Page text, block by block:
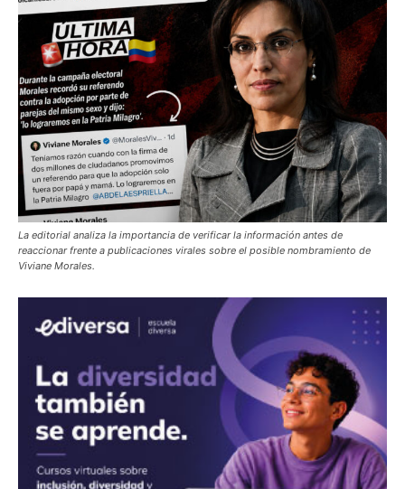
La editorial analiza la importancia de verificar la información antes de
reaccionar frente a publicaciones virales sobre el posible nombramiento de
Viviane Morales.